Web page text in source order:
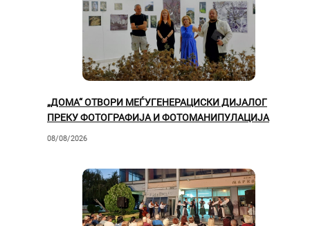
„ДОМА“ ОТВОРИ МЕЃУГЕНЕРАЦИСКИ ДИЈАЛОГ
ПРЕКУ ФОТОГРАФИЈА И ФОТОМАНИПУЛАЦИЈА
08/08/2026